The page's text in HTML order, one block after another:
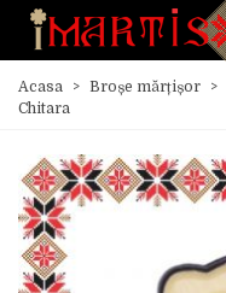
Acasa > Broșe mărțișor >
Chitara